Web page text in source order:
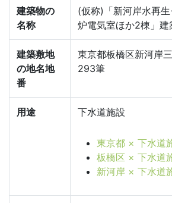
建築物の
名称
(仮称)「新河岸水再
炉電気室ほか2棟」建
建築敷地
の地名地
番
東京都板橋区新河岸
293筆
用途 下水道施設
東京都 × 下水道
板橋区 × 下水道
新河岸 × 下水道